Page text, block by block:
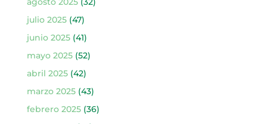
julio 2025(47)
junio 2025(41)
mayo 2025(52)
abril 2025(42)
marzo 2025(43)
febrero 2025(36)